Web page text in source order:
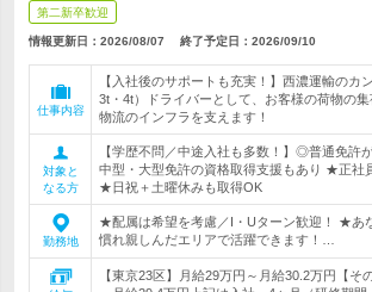
第二新卒歓迎
情報更新日：2026/08/07 終了予定日： 2026/09/10
仕事内容
【入社後のサポートも充実！】西濃運輸のカ
3t・4t）ドライバーとして、お客様の荷物の
物流のインフラを支えます！
対象と
なる方
【学歴不問／中途入社も多数！】◎普通免許
中型・大型免許の資格取得支援もあり ★正社
★日祝＋土曜休みも取得OK
勤務地
★配属は希望を考慮／I・Uターン歓迎！ ★あ
慣れ親しんだエリアで活躍できます！…
【東京23区】月給29万円～月給30.2万円【そ